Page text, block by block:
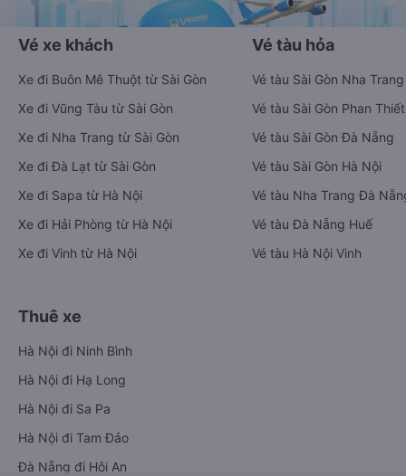
Vé xe khách
Xe đi Buôn Mê Thuột từ Sài Gòn
Xe đi Vũng Tàu từ Sài Gòn
Xe đi Nha Trang từ Sài Gòn
Xe đi Đà Lạt từ Sài Gòn
Xe đi Sapa từ Hà Nội
Xe đi Hải Phòng từ Hà Nội
Xe đi Vinh từ Hà Nội
Vé tàu hỏa
Vé tàu Sài Gòn Nha Trang
Vé tàu Sài Gòn Phan Thiết
Vé tàu Sài Gòn Đà Nẵng
Vé tàu Sài Gòn Hà Nội
Vé tàu Nha Trang Đà
Vé tàu Đà Nẵng Huế
Vé tàu Hà Nội Vinh
Thuê xe
Hà Nội đi Ninh Bình
Hà Nội đi Hạ Long
Hà Nội đi Sa Pa
Hà Nội đi Tam Đảo
Đà Nẵng đi Hội An